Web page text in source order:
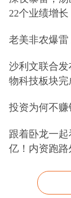
22个业绩增长
老美非农爆雷
沙利文联合发
物科技板块
投资为何不赚
跟着卧龙一
亿！内资跑路